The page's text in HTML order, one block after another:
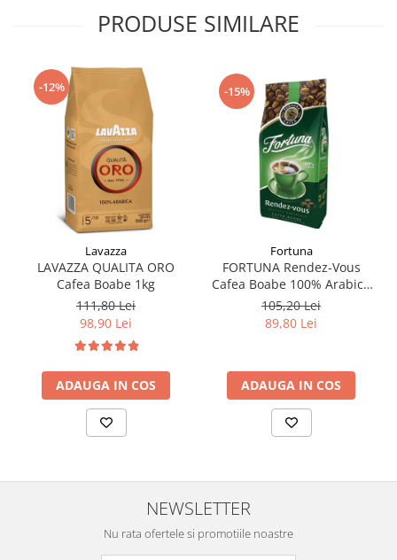
PRODUSE SIMILARE
-12%
Lavazza
LAVAZZA QUALITA ORO
Cafea Boabe 1kg
111,80 Lei
98,90 Lei
ADAUGA IN COS
-15%
Fortuna
FORTUNA Rendez-Vous
Cafea Boabe 100% Arabica
1Kg
105,20 Lei
89,80 Lei
ADAUGA IN COS
NEWSLETTER
Nu rata ofertele si promotiile noastre